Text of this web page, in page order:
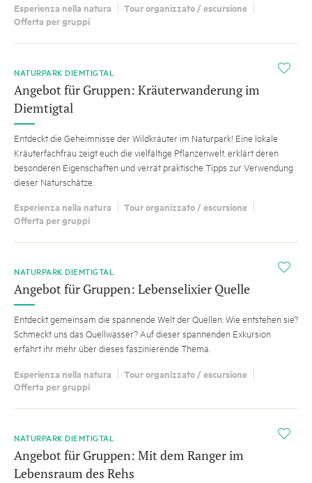
Esperienza nella natura
Tour organizzato / escursione
Offerta per gruppi
i
NATURPARK DIEMTIGTAL
Angebot für Gruppen: Kräuterwanderung im
Diemtigtal
Entdeckt die Geheimnisse der Wildkräuter im Naturpark! Eine lokale
Kräuterfachfrau zeigt euch die vielfältige Pflanzenwelt, erklärt deren
besonderen Eigenschaften und verrät praktische Tipps zur Verwendung
dieser Naturschätze.
Esperienza nella natura
Tour organizzato / escursione
Offerta per gruppi
i
NATURPARK DIEMTIGTAL
Angebot für Gruppen: Lebenselixier Quelle
Entdeckt gemeinsam die spannende Welt der Quellen: Wie entstehen sie?
Schmeckt uns das Quellwasser? Auf dieser spannenden Exkursion
erfahrt ihr mehr über dieses faszinierende Thema.
Esperienza nella natura
Tour organizzato / escursione
Offerta per gruppi
i
NATURPARK DIEMTIGTAL
Angebot für Gruppen: Mit dem Ranger im
Lebensraum des Rehs